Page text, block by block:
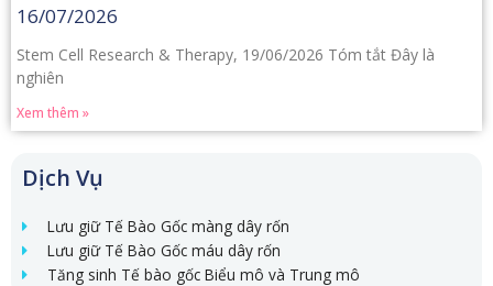
Dịch Vụ
Lưu giữ Tế Bào Gốc màng dây rốn
Lưu giữ Tế Bào Gốc máu dây rốn
Tăng sinh Tế bào gốc Biểu mô và Trung mô
16/07/2026
Stem Cell Research & Therapy, 19/06/2026 Tóm tắt Đây là
nghiên
Xem thêm »